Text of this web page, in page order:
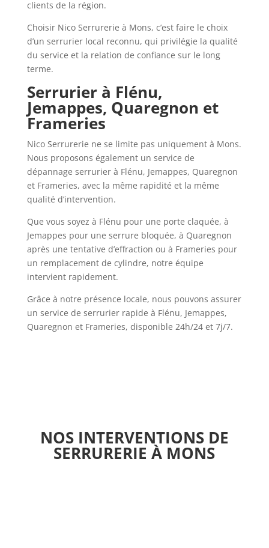
clients de la région.
Choisir Nico Serrurerie à Mons, c’est faire le choix
d’un serrurier local reconnu, qui privilégie la qualité
du service et la relation de confiance sur le long
terme.
Serrurier à Flénu,
Jemappes, Quaregnon et
Frameries
Nico Serrurerie ne se limite pas uniquement à Mons.
Nous proposons également un service de
dépannage serrurier à Flénu, Jemappes, Quaregnon
et Frameries, avec la même rapidité et la même
qualité d’intervention.
Que vous soyez à Flénu pour une porte claquée, à
Jemappes pour une serrure bloquée, à Quaregnon
après une tentative d’effraction ou à Frameries pour
un remplacement de cylindre, notre équipe
intervient rapidement.
Grâce à notre présence locale, nous pouvons assurer
un service de serrurier rapide à Flénu, Jemappes,
Quaregnon et Frameries, disponible 24h/24 et 7j/7.
NOS INTERVENTIONS DE
SERRURERIE À MONS